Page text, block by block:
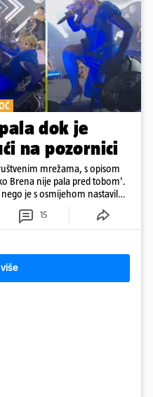
dok je
na pozornici
mrežama, s opisom
Brena nije pala pred tobom'.
je s osmijehom nastavila
15